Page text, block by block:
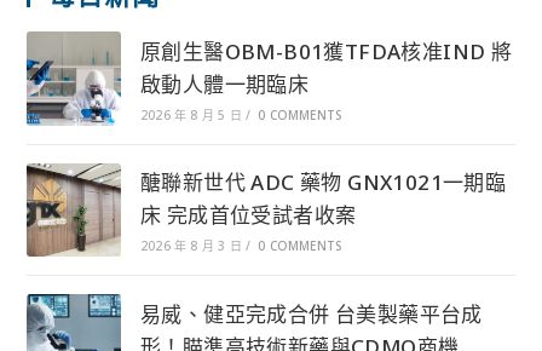
原創生醫OBM-B01獲TFDA核准IND 將
啟動人體一期臨床
2026 年 8 月 5 日 / 0 COMMENTS
醣聯新世代 ADC 藥物 GNX1021一期臨
床 完成首位受試者收案
2026 年 8 月 3 日 / 0 COMMENTS
易威、健亞完成合併 台美製藥平台成